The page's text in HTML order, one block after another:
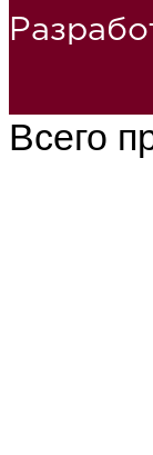
Всего